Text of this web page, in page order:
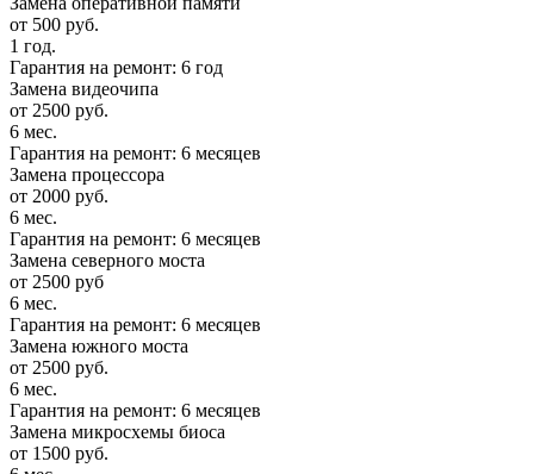
от 500 руб.
1 год.
Гарантия на ремонт: 6 год
Замена видеочипа
от 2500 руб.
6 мес.
Гарантия на ремонт: 6 месяцев
Замена процессора
от 2000 руб.
6 мес.
Гарантия на ремонт: 6 месяцев
Замена северного моста
от 2500 руб
6 мес.
Гарантия на ремонт: 6 месяцев
Замена южного моста
от 2500 руб.
6 мес.
Гарантия на ремонт: 6 месяцев
Замена микросхемы биоса
от 1500 руб.